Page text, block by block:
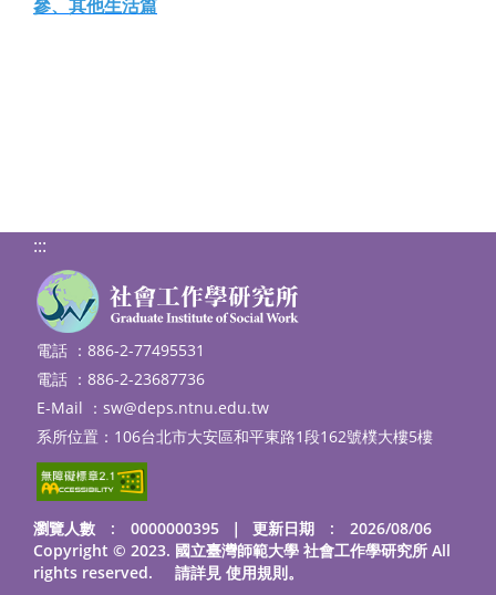
參、其他生活篇
:::
電話 ：886-2-77495531
電話 ：886-2-23687736
E-Mail ： sw@deps.ntnu.edu.tw
系所位置：106台北市大安區和平東路1段162號樸大樓5樓
瀏覽人數 : 0000000395 ｜
更新日期 : 2026/08/06
Copyright © 2023. 國立臺灣師範大學 社會工作學研究所 All
rights reserved. 請詳見 使用規則。